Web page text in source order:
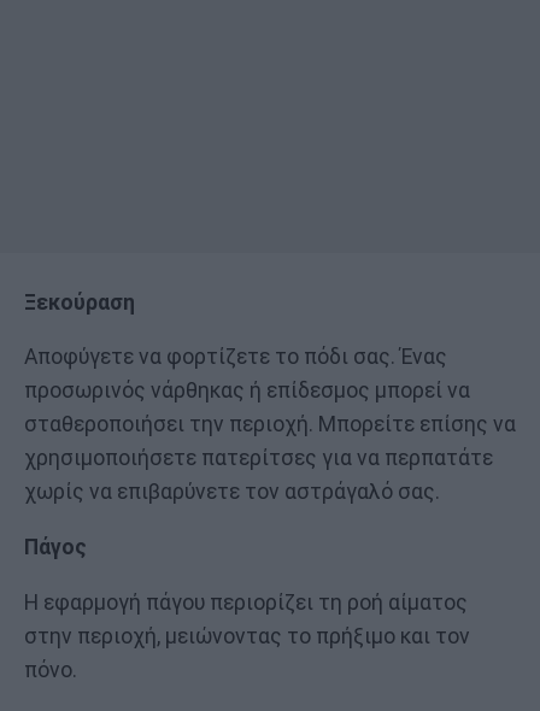
Ξεκούραση
Αποφύγετε να φορτίζετε το πόδι σας. Ένας
προσωρινός νάρθηκας ή επίδεσμος μπορεί να
σταθεροποιήσει την περιοχή. Μπορείτε επίσης να
χρησιμοποιήσετε πατερίτσες για να περπατάτε
χωρίς να επιβαρύνετε τον αστράγαλό σας.
Πάγος
Η εφαρμογή πάγου περιορίζει τη ροή αίματος
στην περιοχή, μειώνοντας το πρήξιμο και τον
πόνο.